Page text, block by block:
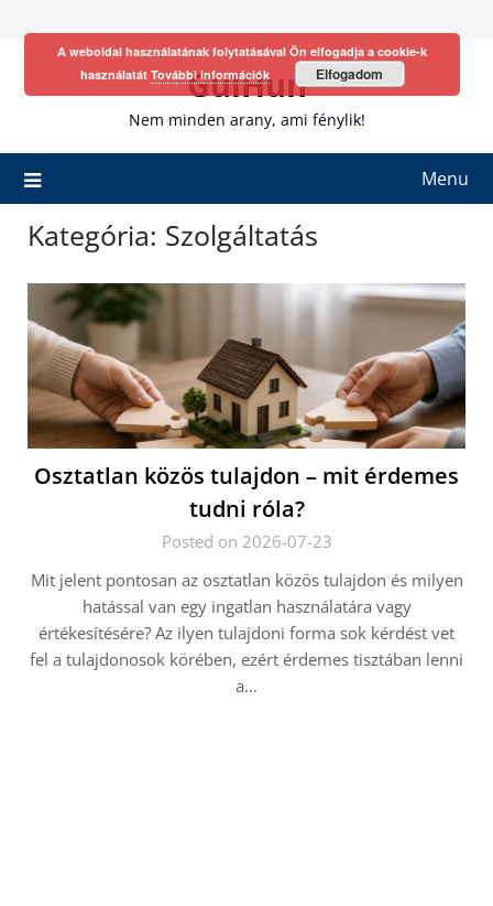
GulHun
Nem minden arany, ami fénylik!
Menu
Kategória: Szolgáltatás
Osztatlan közös tulajdon – mit érdemes
tudni róla?
Posted on 2026-07-23
Mit jelent pontosan az osztatlan közös tulajdon és milyen
hatással van egy ingatlan használatára vagy
értékesítésére? Az ilyen tulajdoni forma sok kérdést vet
fel a tulajdonosok körében, ezért érdemes tisztában lenni
a…
A weboldal használatának folytatásával Ön elfogadja a cookie-k
használatát További információk Elfogadom